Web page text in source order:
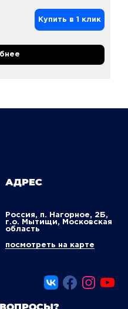
Купить в 1 клик
АДРЕС
Россия, п. Нагорное, 2Б,
г.о. Мытищи, Московская
область
посмотреть на карте